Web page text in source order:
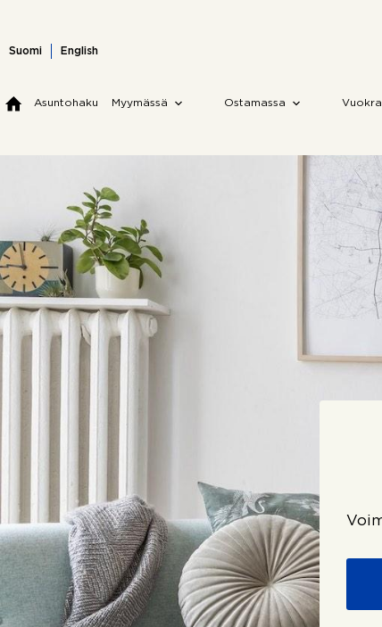
content
Suomi English
Asuntohaku Myymässä Ostamassa